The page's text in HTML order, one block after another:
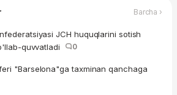
Barcha ›
JCH huquqlarini sotish
quvvatladi
0
"Barselona"ga taxminan qanchaga